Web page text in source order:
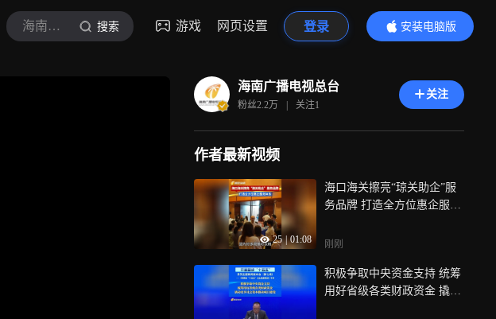
海南广播电视总台 搜索 游戏 网页设置 登录
安装电脑版
内容更精彩
海南广播电视总台
粉丝2.2万 | 关注1
关注
作者最新视频
25 | 01:08
海口海关擦亮“琼关助企”服
务品牌 打造全方位惠企服务
刚刚
积极争取中央资金支持 统筹
用好省级各类财政资金 撬动